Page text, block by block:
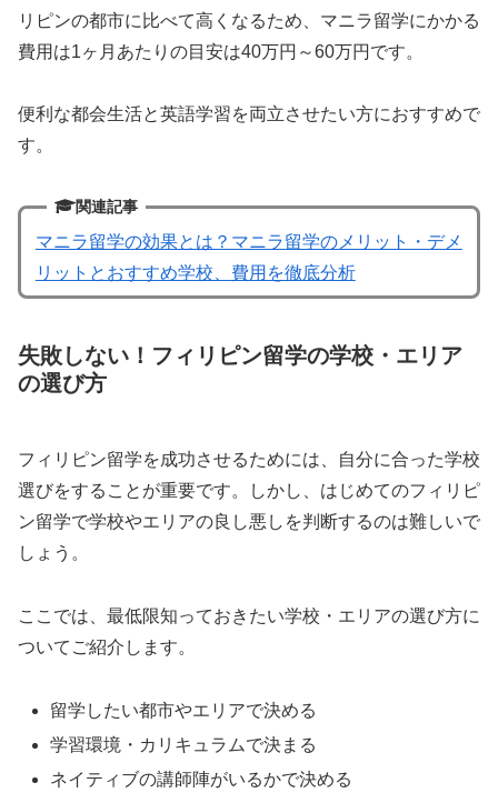
リピンの都市に比べて高くなるため、マニラ留学にかかる
費用は1ヶ月あたりの目安は40万円～60万円です。
便利な都会生活と英語学習を両立させたい方におすすめで
す。
関連記事
マニラ留学の効果とは？マニラ留学のメリット・デメ
リットとおすすめ学校、費用を徹底分析
失敗しない！フィリピン留学の学校・エリア
の選び方
フィリピン留学を成功させるためには、自分に合った学校
選びをすることが重要です。しかし、はじめてのフィリピ
ン留学で学校やエリアの良し悪しを判断するのは難しいで
しょう。
ここでは、最低限知っておきたい学校・エリアの選び方に
ついてご紹介します。
留学したい都市やエリアで決める
学習環境・カリキュラムで決まる
ネイティブの講師陣がいるかで決める